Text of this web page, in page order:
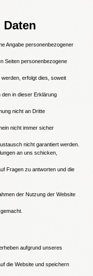
Angabe personenbezogener
Seiten personenbezogene
erfolgt dies, soweit
in dieser Erklärung
nicht an Dritte
nicht immer sicher
nicht garantiert werden.
an uns schicken,
Fragen zu antworten und die
der Nutzung der Website
aufgrund unseres
die Website und speichern